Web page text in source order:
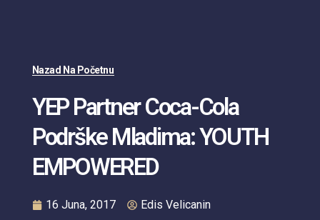
Nazad Na Početnu
YEP Partner Coca-Cola
Podrške Mladima: YOUTH
EMPOWERED
16 Juna, 2017 Edis Velicanin